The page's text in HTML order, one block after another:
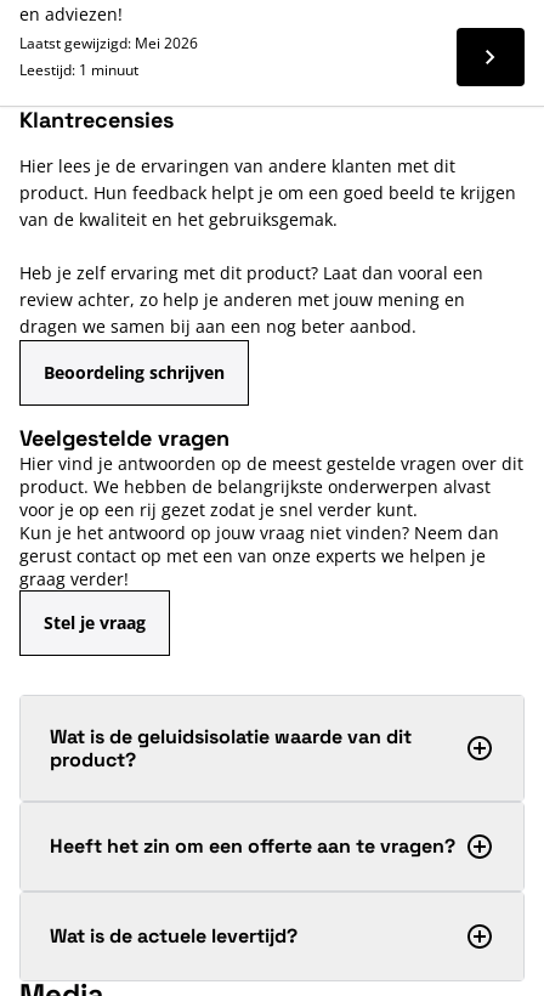
en adviezen!
Laatst gewijzigd: Mei 2026
Leestijd: 1 minuut
Lees
Klantrecensies
Hier lees je de ervaringen van andere klanten met dit
product. Hun feedback helpt je om een goed beeld te krijgen
van de kwaliteit en het gebruiksgemak.
Heb je zelf ervaring met dit product? Laat dan vooral een
review achter, zo help je anderen met jouw mening en
dragen we samen bij aan een nog beter aanbod.
Beoordeling schrijven
Veelgestelde vragen
Hier vind je antwoorden op de meest gestelde vragen over dit
product. We hebben de belangrijkste onderwerpen alvast
voor je op een rij gezet zodat je snel verder kunt.
Kun je het antwoord op jouw vraag niet vinden? Neem dan
gerust contact op met een van onze experts we helpen je
graag verder!
Stel je vraag
Wat is de geluidsisolatie waarde van dit
product?
Heeft het zin om een offerte aan te vragen?
Wat is de actuele levertijd?